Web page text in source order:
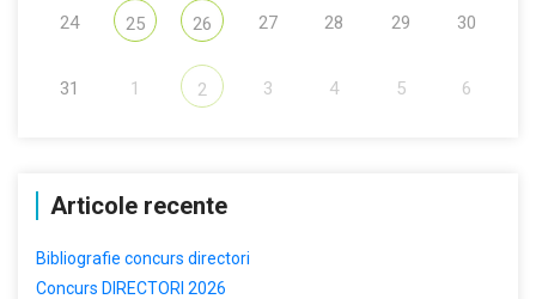
24 25 26 27 28 29 30
31 1 2 3 4 5 6
Articole recente
Bibliografie concurs directori
Concurs DIRECTORI 2026